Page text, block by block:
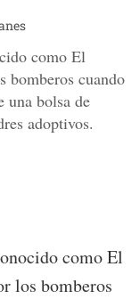
como El
bomberos cuando
una bolsa de
adoptivos.
como El
los bomberos